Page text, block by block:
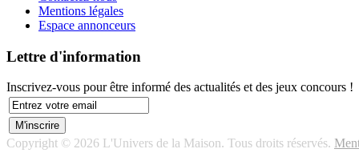
Mentions légales
Espace annonceurs
Lettre d'information
Inscrivez-vous pour être informé des actualités et des jeux concours !
Copyright © 2026 L'Univers de la Maison. Tous droits réservés.